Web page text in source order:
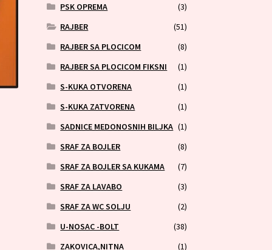
PSK OPREMA
(3)
RAJBER
(51)
RAJBER SA PLOCICOM
(8)
RAJBER SA PLOCICOM FIKSNI
(1)
S-KUKA OTVORENA
(1)
S-KUKA ZATVORENA
(1)
SADNICE MEDONOSNIH BILJKA (1)
SRAF ZA BOJLER
(8)
SRAF ZA BOJLER SA KUKAMA
(7)
SRAF ZA LAVABO
(3)
SRAF ZA WC SOLJU
(2)
U-NOSAC -BOLT
(38)
ZAKOVICA,NITNA
(1)